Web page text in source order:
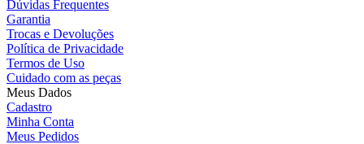
Dúvidas Frequentes
Garantia
Trocas e Devoluções
Política de Privacidade
Termos de Uso
Cuidado com as peças
Meus Dados
Cadastro
Minha Conta
Meus Pedidos